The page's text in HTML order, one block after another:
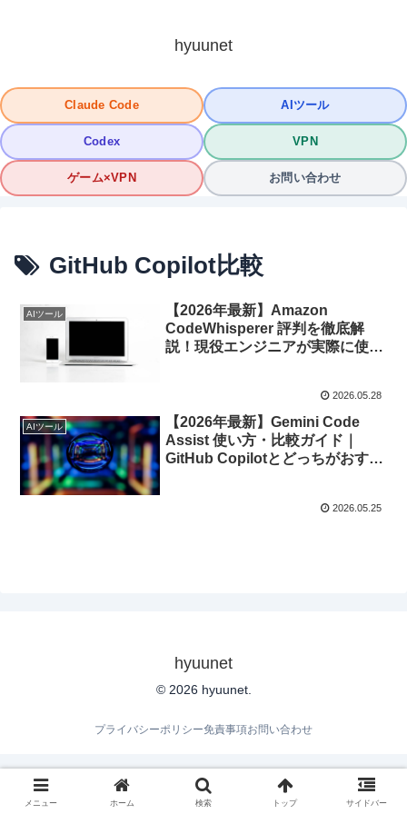
hyuunet
Claude Code AIツール
Codex VPN
ゲーム×VPN お問い合わせ
GitHub Copilot比較
AIツール
【2026年最新】Amazon
CodeWhisperer 評判を徹底解
説！現役エンジニアが実際に使っ
2026.05.28
AIツール
【2026年最新】Gemini Code
Assist 使い方・比較ガイド｜
GitHub Copilotとどっちがおすす
2026.05.25
hyuunet
© 2026 hyuunet.
プライバシーポリシー免責事項お問い合わせ
メニュー ホーム 検索 トップ サイドバー